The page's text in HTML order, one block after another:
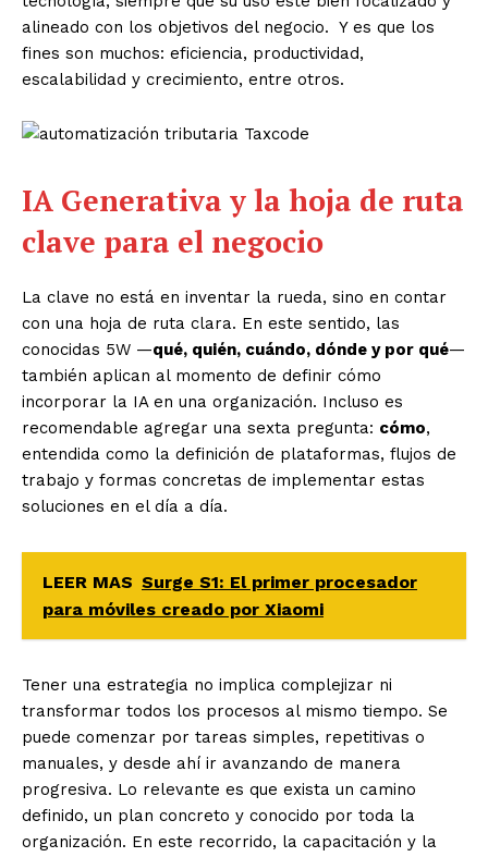
alineado con los objetivos del negocio. Y es que los
fines son muchos: eficiencia, productividad,
escalabilidad y crecimiento, entre otros.
IA Generativa y la hoja de ruta
clave para el negocio
La clave no está en inventar la rueda, sino en contar
con una hoja de ruta clara. En este sentido, las
conocidas 5W —qué, quién, cuándo, dónde y por qué—
también aplican al momento de definir cómo
incorporar la IA en una organización. Incluso es
recomendable agregar una sexta pregunta: cómo,
entendida como la definición de plataformas, flujos de
trabajo y formas concretas de implementar estas
soluciones en el día a día.
LEER MAS Surge S1: El primer procesador
para móviles creado por Xiaomi
Tener una estrategia no implica complejizar ni
transformar todos los procesos al mismo tiempo. Se
puede comenzar por tareas simples, repetitivas o
manuales, y desde ahí ir avanzando de manera
progresiva. Lo relevante es que exista un camino
definido, un plan concreto y conocido por toda la
organización. En este recorrido, la capacitación y la